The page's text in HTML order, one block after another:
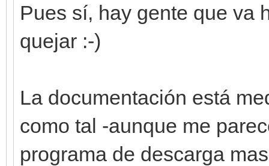
Pues sí, hay gente que va
quejar :-)
La documentación está
como tal -aunque me
programa de descarga